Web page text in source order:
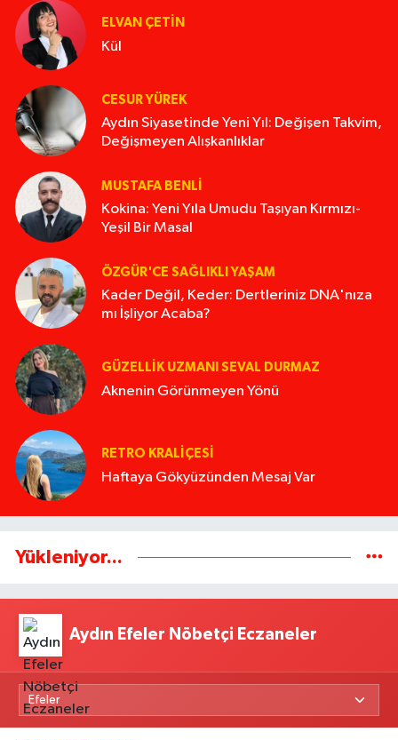
ELVAN ÇETIN
Kül
CESUR YÜREK
Aydın Siyasetinde Yeni Yıl: Değişen Takvim,
Değişmeyen Alışkanlıklar
MUSTAFA BENLI
Kokina: Yeni Yıla Umudu Taşıyan Kırmızı-
Yeşil Bir Masal
ÖZGÜR'CE SAĞLIKLI YAŞAM
Kader Değil, Keder: Dertleriniz DNA'nıza
mı İşliyor Acaba?
GÜZELLIK UZMANI SEVAL DURMAZ
Aknenin Görünmeyen Yönü
RETRO KRALIÇESI
Haftaya Gökyüzünden Mesaj Var
Yükleniyor...
Aydın Efeler Nöbetçi Eczaneler